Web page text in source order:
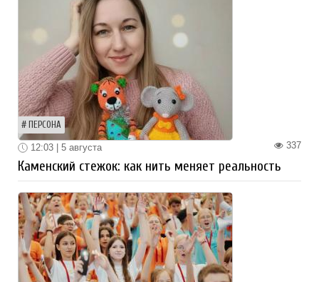
ПЕРСОНА
337
12:03 | 5 августа
Каменский стежок: как нить меняет реальность